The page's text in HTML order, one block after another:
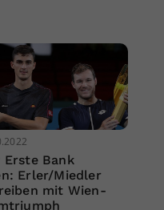
Erste Bank
Erler/Miedler
mit Wien-